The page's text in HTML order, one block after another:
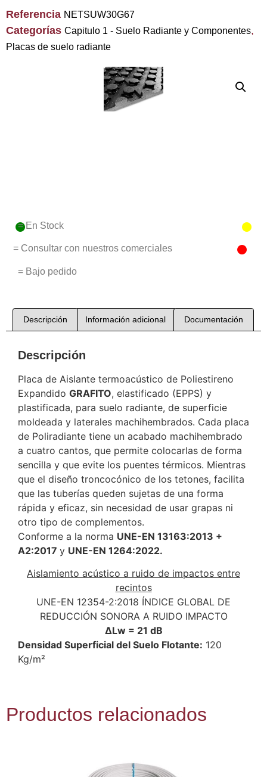
Referencia NETSUW30G67
Categorías Capitulo 1 - Suelo Radiante y Componentes,
Placas de suelo radiante
= En Stock
= Consultar con nuestros comerciales
= Bajo pedido
Descripción Información adicional Documentación
Descripción
Placa de Aislante termoacústico de Poliestireno
Expandido GRAFITO, elastificado (EPPS) y
plastificada, para suelo radiante, de superficie
moldeada y laterales machihembrados. Cada placa
de Poliradiante tiene un acabado machihembrado
a cuatro cantos, que permite colocarlas de forma
sencilla y que evite los puentes térmicos. Mientras
que el diseño troncocónico de los tetones, facilita
que las tuberías queden sujetas de una forma
rápida y eficaz, sin necesidad de usar grapas ni
otro tipo de complementos.
Conforme a la norma UNE-EN 13163:2013 +
A2:2017 y UNE-EN 1264:2022.
Aislamiento acústico a ruido de impactos entre
recintos
UNE-EN 12354-2:2018 ÍNDICE GLOBAL DE
REDUCCIÓN SONORA A RUIDO IMPACTO
ΔLw = 21 dB
Densidad Superficial del Suelo Flotante: 120
Kg/m²
Productos relacionados